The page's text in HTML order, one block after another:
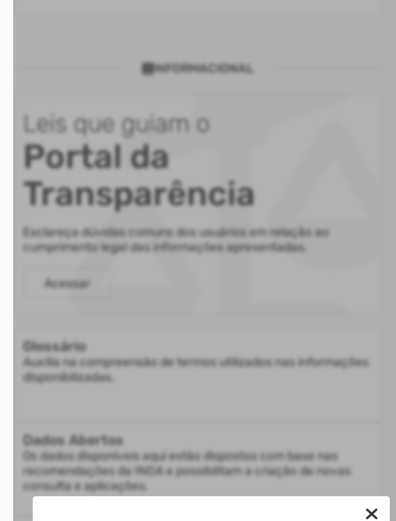
INFORMACIONAL
Leis que guiam o
Portal da
Transparência
Esclareça dúvidas comuns dos usuários em relação ao
cumprimento legal das informações apresentadas.
Acessar
Glossário
Auxilia na compreensão de termos utilizados nas informações
disponibilizadas.
Dados Abertos
Os dados disponíveis aqui estão dispostos com base nas
recomendações da INDA e possibilitam a criação de novas
consulta e aplicações.